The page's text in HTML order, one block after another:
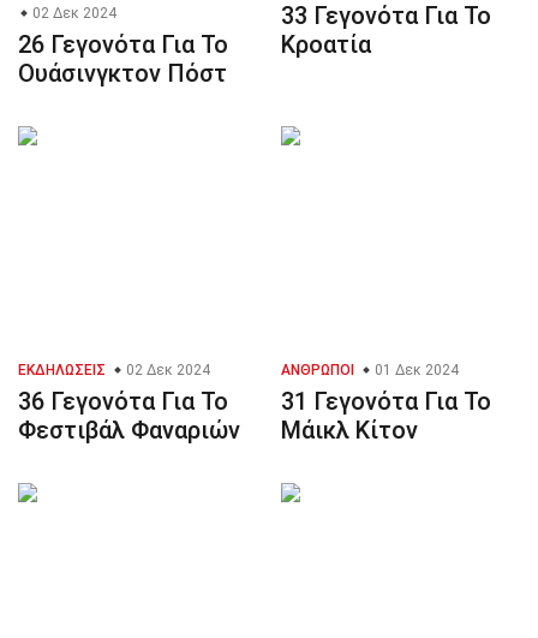
02 Δεκ 2024
26 Γεγονότα Για Το
Ουάσινγκτον Πόστ
33 Γεγονότα Για Το
Κροατία
ΕΚΔΗΛΏΣΕΙΣ 02 Δεκ 2024
36 Γεγονότα Για Το
Φεστιβάλ Φαναριών
ΆΝΘΡΩΠΟΙ 01 Δεκ 2024
31 Γεγονότα Για Το
Μάικλ Κίτον